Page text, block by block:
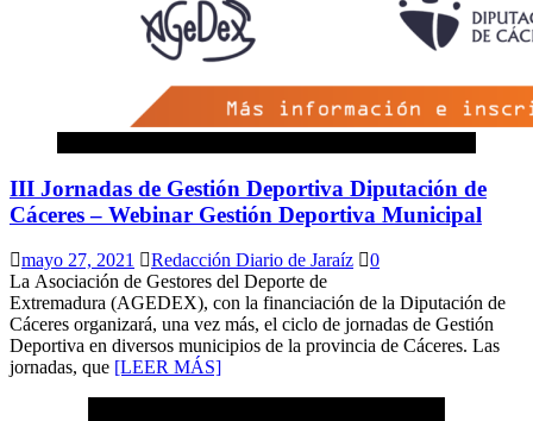
III Jornadas de Gestión Deportiva Diputación de
Cáceres – Webinar Gestión Deportiva Municipal
mayo 27, 2021 Redacción Diario de Jaraíz
0
La Asociación de Gestores del Deporte de
Extremadura (AGEDEX), con la financiación de la Diputación de
Cáceres organizará, una vez más, el ciclo de jornadas de Gestión
Deportiva en diversos municipios de la provincia de Cáceres. Las
jornadas, que [LEER MÁS]